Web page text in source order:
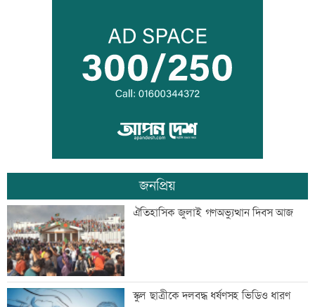
মেয়েদের আপত্তিকর ছবি তুলে বয়ফ্রেন্ডকে
পাঠাতেন ইবি ছাত্রী
যুবদল নেতার মরদেহ উদ্ধার
ইতালিতে ঢাকাগামী বিমানে আটকা আড়াই
শতাধিক যাত্রী
বাকৃবিতে শুরু হচ্ছে প্রাণী চিকিৎসক-
জনপ্রিয়
ঐতিহাসিক জুলাই গণঅভ্যুত্থান দিবস আজ
স্কুল ছাত্রীকে দলবদ্ধ ধর্ষণসহ ভিডিও ধারণ